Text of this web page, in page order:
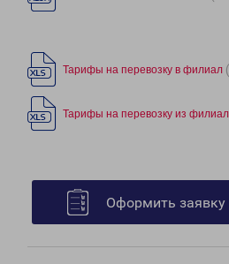
Тарифы на перевозку в филиал
Тарифы на перевозку из
Оформить заявку